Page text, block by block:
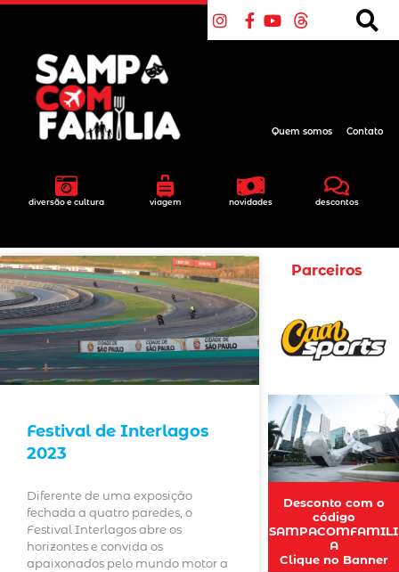
diversão e cultura viagem novidades descontos
Quem somos Contato
Festival de Interlagos
2023
Diferente de uma exposição
fechada a quatro paredes, o
Festival Interlagos abre os
horizontes e convida os
apaixonados pelo mundo motor a
Parceiros
Desconto com o
código
SAMPACOMFAMILI
A
Clique no Banner